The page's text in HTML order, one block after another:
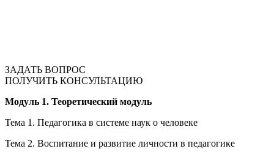
ЗАДАТЬ ВОПРОС
ПОЛУЧИТЬ КОНСУЛЬТАЦИЮ
Модуль 1. Теоретический модуль
Тема 1. Педагогика в системе наук о человеке
Тема 2. Воспитание и развитие личности в педагогике